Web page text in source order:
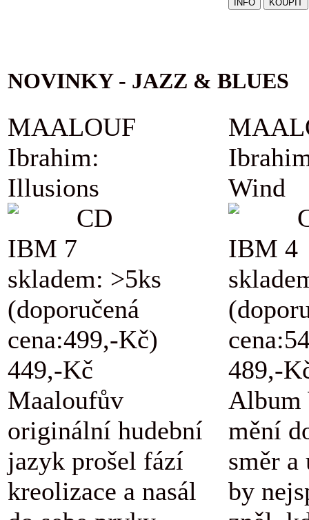
NOVINKY - JAZZ & BLUES
MAALOUF
Ibrahim:
Illusions
CD
IBM 7
skladem: >5ks
(doporučená
cena:499,-Kč)
449,-Kč
Maaloufův
originální hudební
jazyk prošel fází
kreolizace a nasál
Wind
IBM 4
489,-
Album
mění
směr a
by